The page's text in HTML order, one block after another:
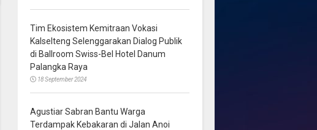
Tim Ekosistem Kemitraan Vokasi
Kalselteng Selenggarakan Dialog Publik
di Ballroom Swiss-Bel Hotel Danum
Palangka Raya
18 September 2024
Agustiar Sabran Bantu Warga
Terdampak Kebakaran di Jalan Anoi